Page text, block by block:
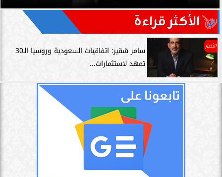
الأكثر قراءة
الأخبار
سامر شقير: اتفاقيات السعودية وروسيا الـ30
تمهد لاستثمارات...